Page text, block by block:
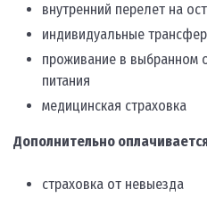
внутренний перелет на
индивидуальные
проживание в выбранном
питания
медицинская страховка
Дополнительно
страховка от невыезда